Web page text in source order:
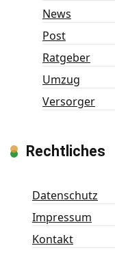
News
Post
Ratgeber
Umzug
Versorger
Rechtliches
Datenschutz
Impressum
Kontakt